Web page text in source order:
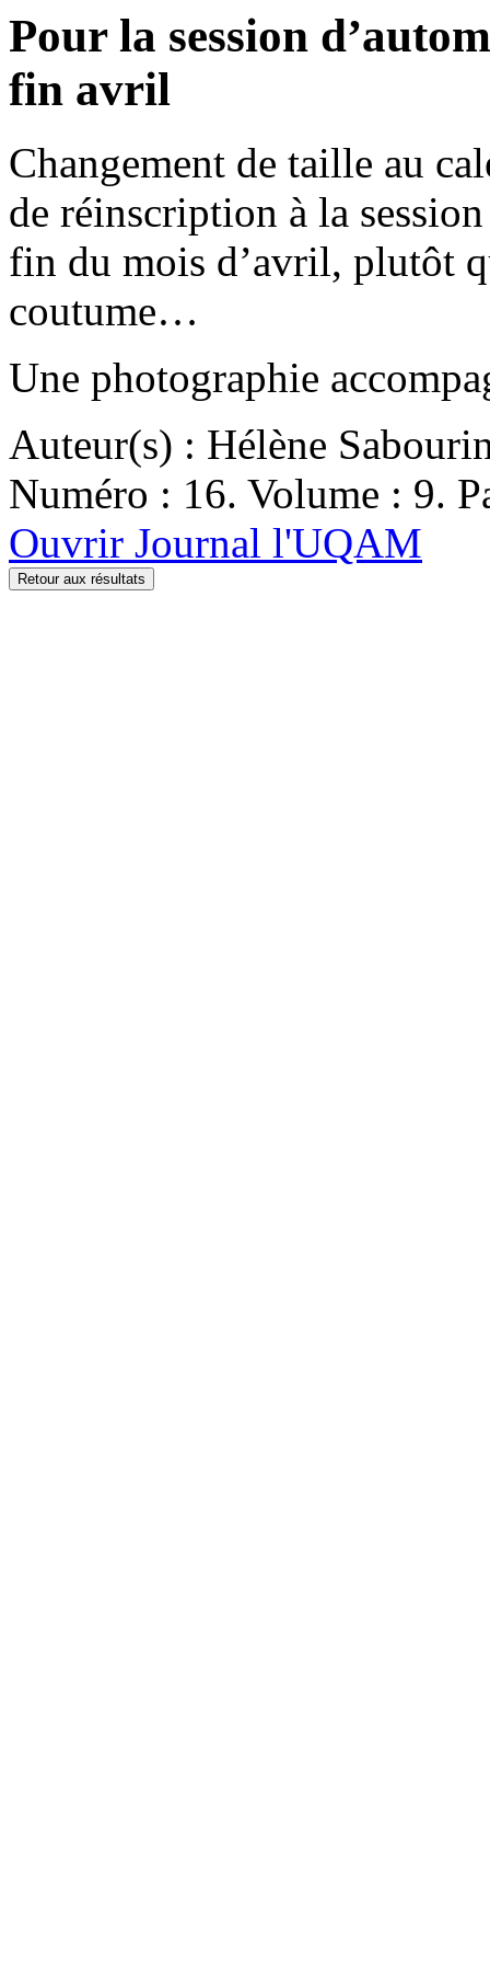
Pour la session
fin avril
Changement de taille au
de réinscription à la
fin du mois d’avril, plutôt
coutume…
Une photographie
Auteur(s) : Hélène
Numéro : 16. Volume : 9.
Ouvrir Journal l'UQAM
Retour aux résultats